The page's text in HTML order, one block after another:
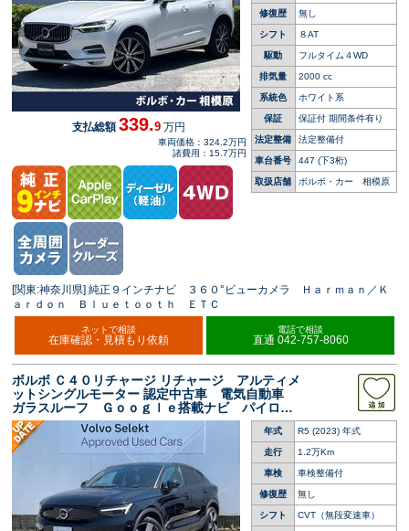
修復歴 無し
シフト ８AT
駆動 フルタイム４WD
排気量 2000 cc
系統色 ホワイト系
保証 保証付 期間条件有り
法定整備 法定整備付
車台番号 447 (下3桁)
取扱店舗 ボルボ・カー 相模原
支払総額339.9 万円
車両価格：324.2万円
諸費用：15.7万円
[関東:神奈川県] 純正９インチナビ ３６０°ビューカメラ Ｈａｒｍａｎ／Ｋ
ａｒｄｏｎ Ｂｌｕｅｔｏｏｔｈ ＥＴＣ
ネットで相談
在庫確認・見積もり依頼
電話で相談
直通 042-757-8060
ボルボ Ｃ４０リチャージ リチャージ アルティメ
ットシングルモーター 認定中古車 電気自動車
ガラスルーフ Ｇｏｏｇｌｅ搭載ナビ パイロッ
トアシスト レーダークルーズ シートヒータ
ー パワーシート ｈａｒｍａｎ／ｋａｒｄｏ
ｎ ＬＥＤヘッドライト 禁煙車
年式 R5 (2023) 年式
走行 1.2万Km
車検 車検整備付
修復歴 無し
シフト CVT（無段変速車）